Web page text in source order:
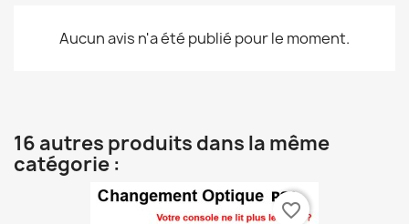
Aucun avis n'a été publié pour le moment.
16 autres produits dans la même
catégorie :
favorite_border